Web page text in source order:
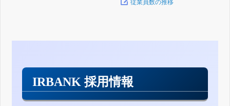
従業員数の推移
IRBANK 採用情報